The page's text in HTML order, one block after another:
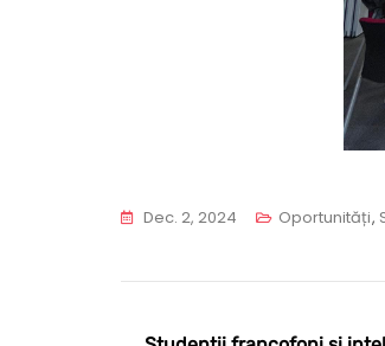
Dec. 2, 2024 Oportunități,